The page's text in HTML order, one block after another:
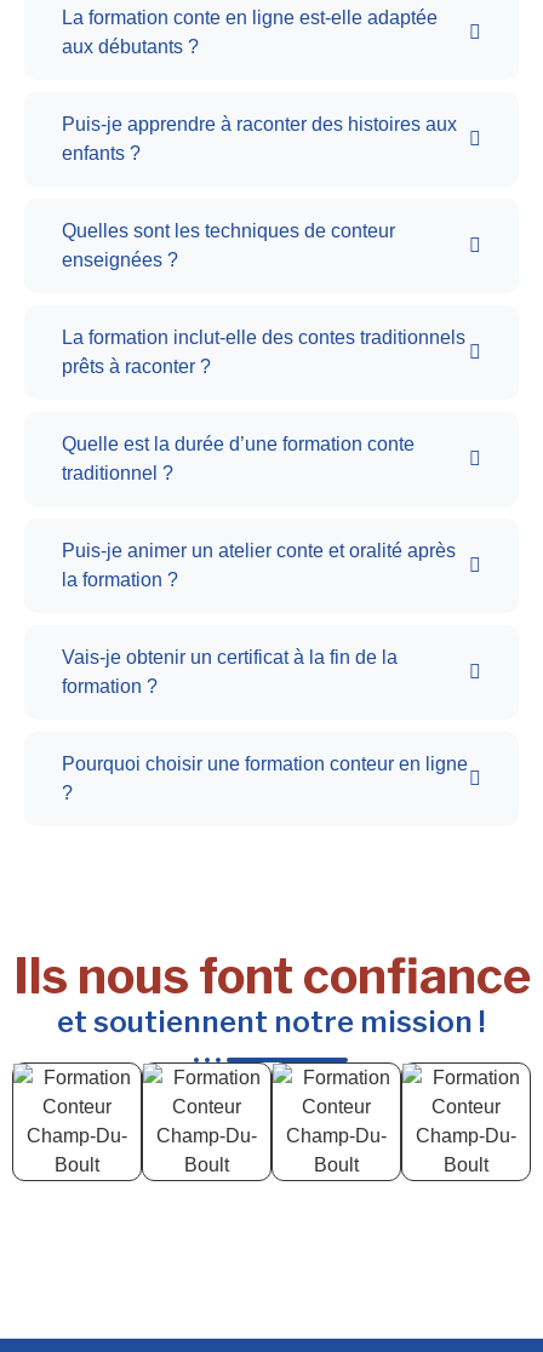
La formation conte en ligne est-elle adaptée
aux débutants ?
Puis-je apprendre à raconter des histoires aux
enfants ?
Quelles sont les techniques de conteur
enseignées ?
La formation inclut-elle des contes traditionnels
prêts à raconter ?
Quelle est la durée d’une formation conte
traditionnel ?
Puis-je animer un atelier conte et oralité après
la formation ?
Vais-je obtenir un certificat à la fin de la
formation ?
Pourquoi choisir une formation conteur en ligne
?
Ils nous font confiance
et soutiennent notre mission !